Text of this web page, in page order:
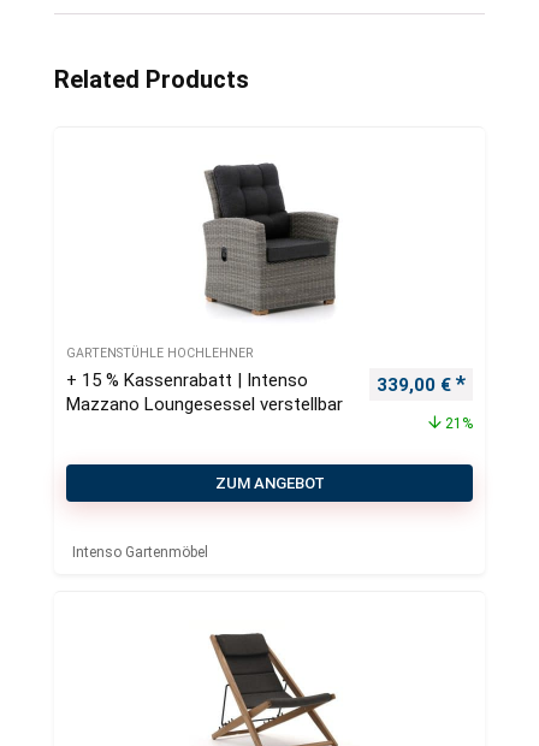
Related Products
GARTENSTÜHLE HOCHLEHNER
+ 15 % Kassenrabatt | Intenso
Mazzano Loungesessel verstellbar
Ursprünglicher
339,00 €
21%
ZUM ANGEBOT
Intenso Gartenmöbel